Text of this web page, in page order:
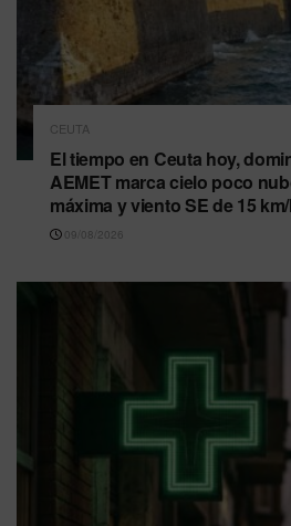
CEUTA
El tiempo en Ceuta hoy,
AEMET marca cielo poco
máxima y viento SE de 15
09/08/2026